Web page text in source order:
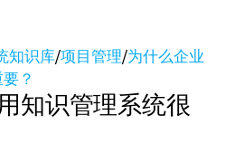
知识库/项目管理/为什么企业
？
知识管理系统很